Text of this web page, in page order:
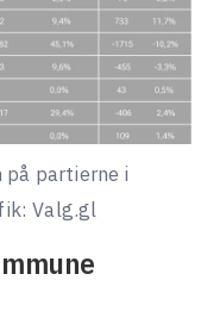
partierne i
Valg.gl